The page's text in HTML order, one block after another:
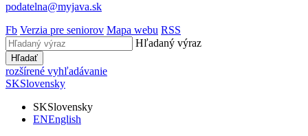
podatelna@myjava.sk
Fb Verzia pre seniorov Mapa webu RSS
Hľadaný výraz
Hľadať
rozšírené vyhľadávanie
SKSlovensky
SKSlovensky
ENEnglish